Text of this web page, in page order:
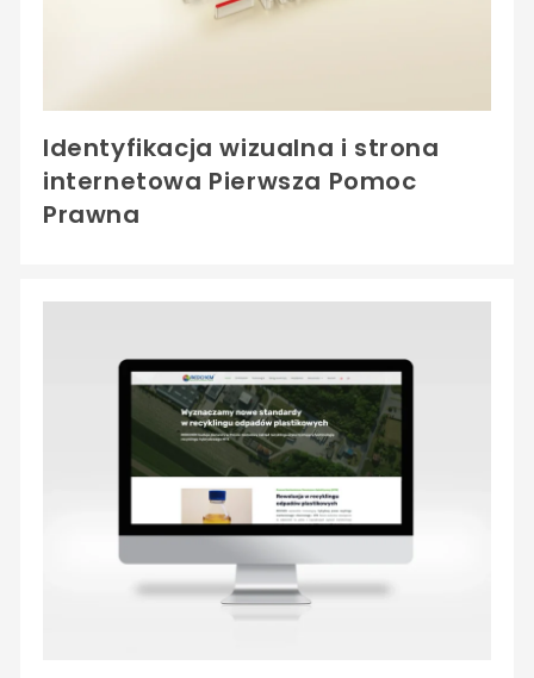
Identyfikacja wizualna i strona
internetowa Pierwsza Pomoc
Prawna